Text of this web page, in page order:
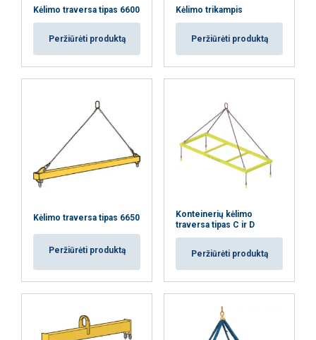
Kėlimo traversa tipas 6600
Peržiūrėti produktą
Kėlimo trikampis
Peržiūrėti produktą
Kėlimo traversa tipas 6650
Peržiūrėti produktą
Konteinerių kėlimo
traversa tipas C ir D
Peržiūrėti produktą